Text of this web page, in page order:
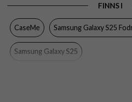
Dragkedja, Handrem,
Färg
FINNS I
CaseMe Samsung Galaxy S25
Samsung Galaxy S25